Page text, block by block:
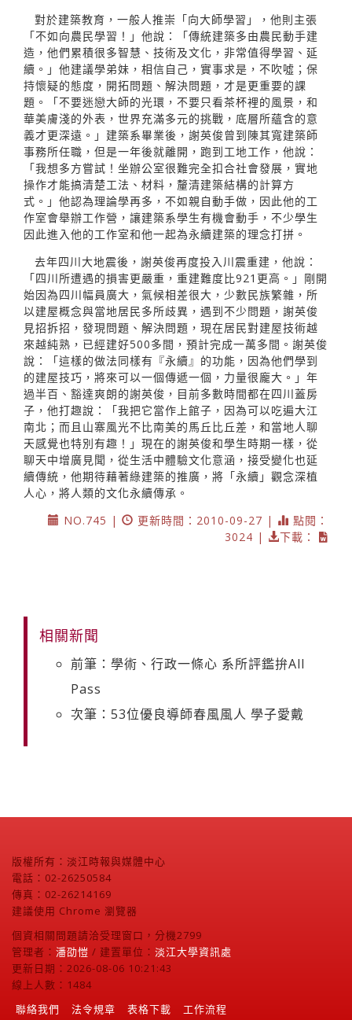
對於建築教育，一般人推崇「向大師學習」，他則主張
「不如向農民學習！」他說：「傳統建築多由農民動手建
造，他們累積很多智慧、技術及文化，非常值得學習、延
續。」他建議學弟妹，相信自己，實事求是，不吹噓；保
持懷疑的態度，開拓問題、解決問題，才是更重要的課
題。「不要迷戀大師的光環，不要只看茶杯裡的風景，和
華美膚淺的外表，世界充滿多元的挑戰，底層所蘊含的意
義才更深遠。」建築系畢業後，謝英俊曾到陳其寬建築師
事務所任職，但是一年後就離開，跑到工地工作，他說：
「我想多方嘗試！坐辦公室很難完全扣合社會發展，實地
操作才能搞清楚工法、材料，釐清建築結構的計算方
式。」他認為理論學再多，不如親自動手做，因此他的工
作室會舉辦工作營，讓建築系學生有機會動手，不少學生
因此進入他的工作室和他一起為永續建築的理念打拼。
去年四川大地震後，謝英俊再度投入川震重建，他說：
「四川所遭遇的損害更嚴重，重建難度比921更高。」剛開
始因為四川幅員廣大，氣候相差很大，少數民族繁雜，所
以建屋概念與當地居民多所歧異，遇到不少問題，謝英俊
見招拆招，發現問題、解決問題，現在居民對建屋技術越
來越純熟，已經建好500多間，預計完成一萬多間。謝英俊
說：「這樣的做法同樣有『永續』的功能，因為他們學到
的建屋技巧，將來可以一個傳遞一個，力量很龐大。」年
過半百、豁達爽朗的謝英俊，目前多數時間都在四川蓋房
子，他打趣說：「我把它當作上館子，因為可以吃遍大江
南北；而且山寨風光不比南美的馬丘比丘差，和當地人聊
天感覺也特別有趣！」現在的謝英俊和學生時期一樣，從
聊天中增廣見聞，從生活中體驗文化意涵，接受變化也延
續傳統，他期待藉著綠建築的推廣，將「永續」觀念深植
人心，將人類的文化永續傳承。
NO.745 |
更新時間：2010-09-27 |
點閱：
3024 |
下載：
相關新聞
前筆：學術、行政一條心 系所評鑑拚All
Pass
次筆：53位優良導師春風風人 學子愛戴
版權所有：淡江時報與媒體中心
電話：02-26250584
傳真：02-26214169
建議使用 Chrome 瀏覽器
個資相關問題請洽受理窗口，分機2799
管理者： 潘劭愷 / 建置單位： 淡江大學資訊處
更新日期：2026-08-06 10:21:43
線上人數：1484
聯絡我們
法令規章 表格下載
工作流程